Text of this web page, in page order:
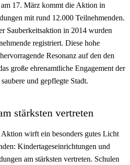
17. März kommt die Aktion in
mit rund 12.000 Teilnehmenden.
Sauberkeitsaktion in 2014 wurden
registriert. Diese hohe
Resonanz auf den den
große ehrenamtliche Engagement der
und gepflegte Stadt.
stärksten vertreten
wirft ein besonders gutes Licht
Kindertageseinrichtungen und
am stärksten vertreten. Schulen